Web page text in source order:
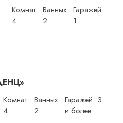
Комнат:
4
Ванных:
2
Гаражей:
1
Комнат:
4
Ванных:
2
Гаражей: 3
и более